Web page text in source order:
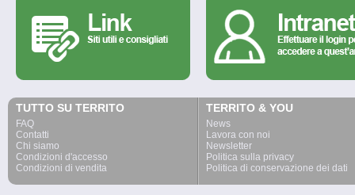
TUTTO SU TERRITO
FAQ
Contatti
Chi siamo
Condizioni d'accesso
Condizioni di vendita
TERRITO & YOU
News
Lavora con noi
Newsletter
Politica sulla privacy
Politica di conservazione dei dati